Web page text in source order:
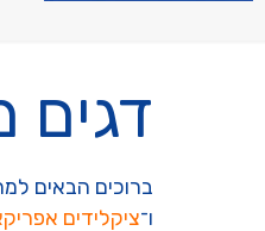
דגים
ברוכים הבאים
ו־ציקלידים